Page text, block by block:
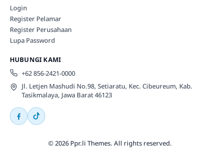
Login
Register Pelamar
Register Perusahaan
Lupa Password
HUBUNGI KAMI
+62 856-2421-0000
Jl. Letjen Mashudi No.98, Setiaratu, Kec. Cibeureum, Kab.
Tasikmalaya, Jawa Barat 46123
© 2026 Ppr.li Themes. All rights reserved.